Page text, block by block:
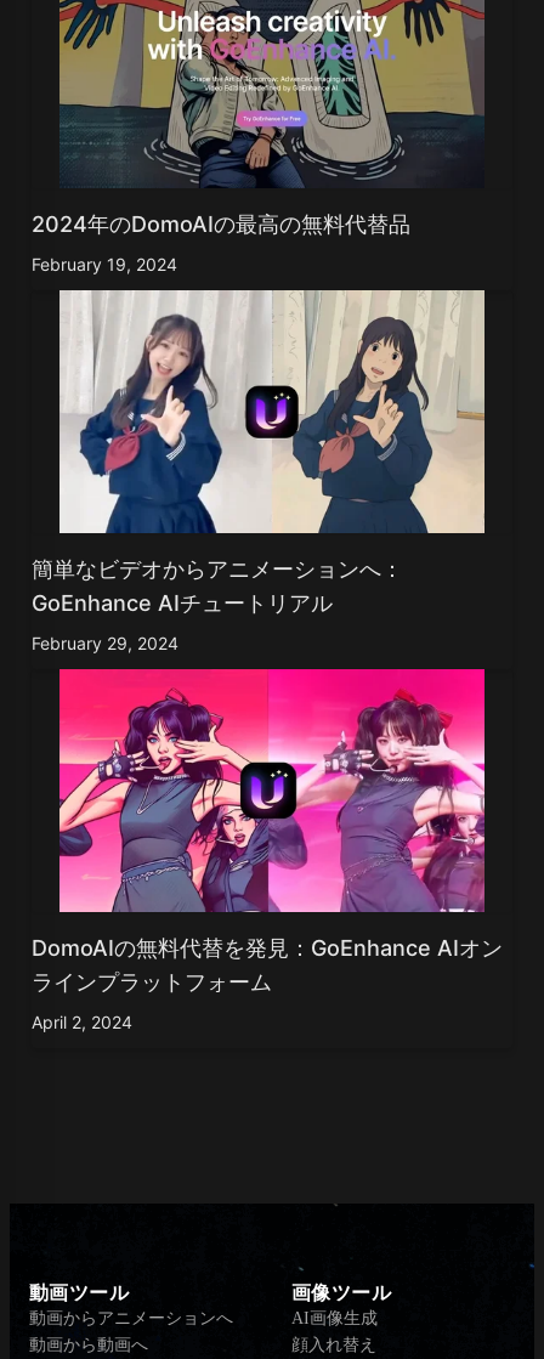
2024年のDomoAIの最高の無料代替品
February 19, 2024
簡単なビデオからアニメーションへ：
GoEnhance AIチュートリアル
February 29, 2024
DomoAIの無料代替を発見：GoEnhance AIオン
ラインプラットフォーム
April 2, 2024
動画ツール
動画からアニメーションへ
動画から動画へ
画像ツール
AI画像生成
顔入れ替え